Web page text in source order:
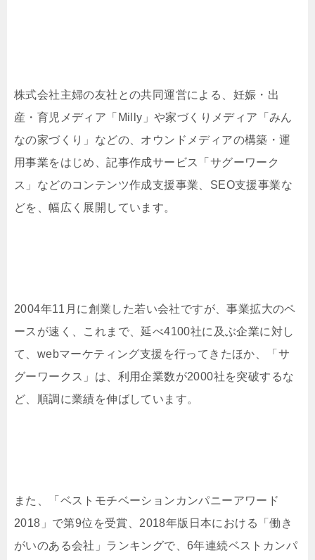
株式会社主婦の友社との共同運営による、妊娠・出
産・育児メディア「Milly」や家づくりメディア「みん
なの家づくり」などの、オウンドメディアの構築・運
用事業をはじめ、記事作成サービス「サグーワーク
ス」などのコンテンツ作成支援事業、SEO支援事業な
どを、幅広く展開しています。
2004年11月に創業した若い会社ですが、事業拡大のペ
ースが速く、これまで、延べ4100社に及ぶ企業に対し
て、webマーケティング支援を行ってきたほか、「サ
グーワークス」は、利用企業数が2000社を突破するな
ど、順調に業績を伸ばしています。
また、「ベストモチベーションカンパニーアワード
2018」で第9位を受賞、2018年版日本における「働き
がいのある会社」ランキングで、6年連続ベストカンパ